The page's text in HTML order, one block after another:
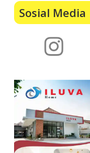
Sosial Media